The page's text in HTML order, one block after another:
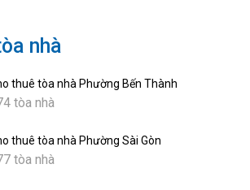
nhà
thuê tòa nhà Phường Bến Thành
tòa nhà
thuê tòa nhà Phường Sài Gòn
tòa nhà